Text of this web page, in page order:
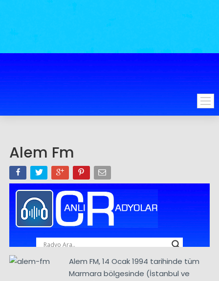
Alem Fm
Alem FM, 14 Ocak 1994 tarihinde tüm
Marmara bölgesinde (İstanbul ve